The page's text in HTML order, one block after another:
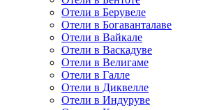
Отели в Берувеле
Отели в Богаванталаве
Отели в Вайкале
Отели в Васкадуве
Отели в Велигаме
Отели в Галле
Отели в Диквелле
Отели в Индуруве